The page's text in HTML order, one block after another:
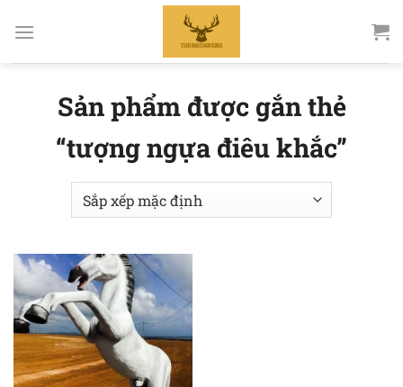
qua
Sản phẩm được gắn thẻ
“tượng ngựa điêu khắc”